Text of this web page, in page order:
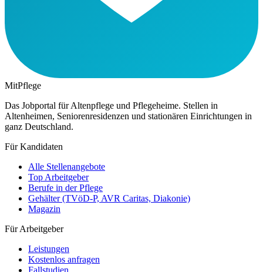
MitPflege
Das Jobportal für Altenpflege und Pflegeheime. Stellen in
Altenheimen, Seniorenresidenzen und stationären Einrichtungen in
ganz Deutschland.
Für Kandidaten
Alle Stellenangebote
Top Arbeitgeber
Berufe in der Pflege
Gehälter (TVöD-P, AVR Caritas, Diakonie)
Magazin
Für Arbeitgeber
Leistungen
Kostenlos anfragen
Fallstudien